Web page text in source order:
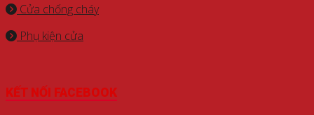
Cửa chống cháy
Phụ kiện cửa
KẾT NỐI FACEBOOK